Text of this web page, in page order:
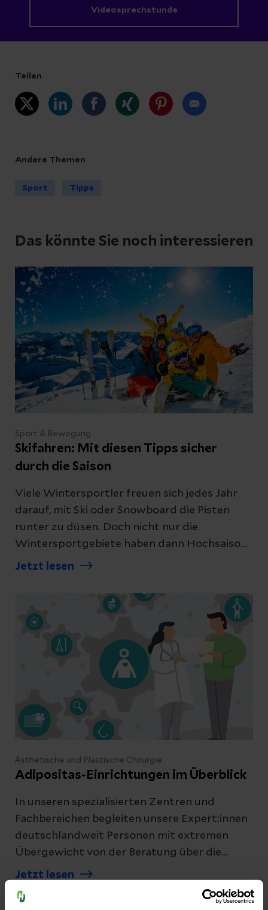
Videosprechstunde
Teilen
Andere Themen
Sport Tipps
Das könnte Sie noch interessieren
Sport & Bewegung
Skifahren: Mit diesen Tipps sicher
durch die Saison
Viele Wintersportler freuen sich jedes Jahr
darauf, mit Ski oder Snowboard die Pisten
runter zu düsen. Doch nicht nur die
Wintersportgebiete haben dann Hochsaison,
auch die Unfallstationen der Krankenhäuser.
Helios Klinikum Aue, gibt Tipps, wie man
möglichst unfallfrei durch die
Wintersportsaison kommt.
Jetzt lesen
Ästhetische und Plastische Chirurgie
Adipositas-Einrichtungen im Überblick
In unseren spezialisierten Zentren und
Fachbereichen begleiten unsere Expert:innen
deutschlandweit Personen mit extremen
Übergewicht von der Beratung über die
Operation bis hin zur Nachsorge. Finden Sie
vereinbaren Sie einen ersten
Jetzt lesen